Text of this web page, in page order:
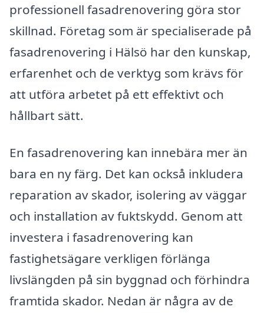
professionell fasadrenovering göra stor
skillnad. Företag som är specialiserade på
fasadrenovering i Hälsö har den kunskap,
erfarenhet och de verktyg som krävs för
att utföra arbetet på ett effektivt och
hållbart sätt.
En fasadrenovering kan innebära mer än
bara en ny färg. Det kan också inkludera
reparation av skador, isolering av väggar
och installation av fuktskydd. Genom att
investera i fasadrenovering kan
fastighetsägare verkligen förlänga
livslängden på sin byggnad och förhindra
framtida skador. Nedan är några av de